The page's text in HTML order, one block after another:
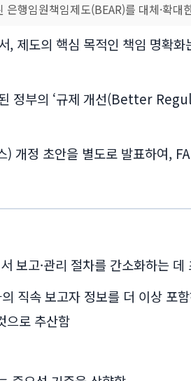
행임원책임제도(BEAR)를 대체·확대
, 제도의 핵심 목적인 책임 명확
정부의 ‘규제 개선(Better
개정 초안을 별도로 발표하여,
보고·관리 절차를 간소화하는 데
속 보고자 정보를 더 이상 포함
으로 추산함